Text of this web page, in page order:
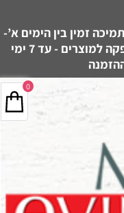
זמין בין הימים א’-
ה’ בין השעות 10:00-16:00 - זמן אספקה למוצרים - עד 7 ימי
0